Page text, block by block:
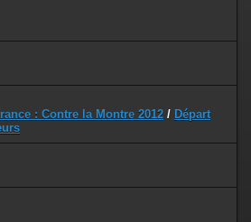
: Contre la Montre 2012 / Départ